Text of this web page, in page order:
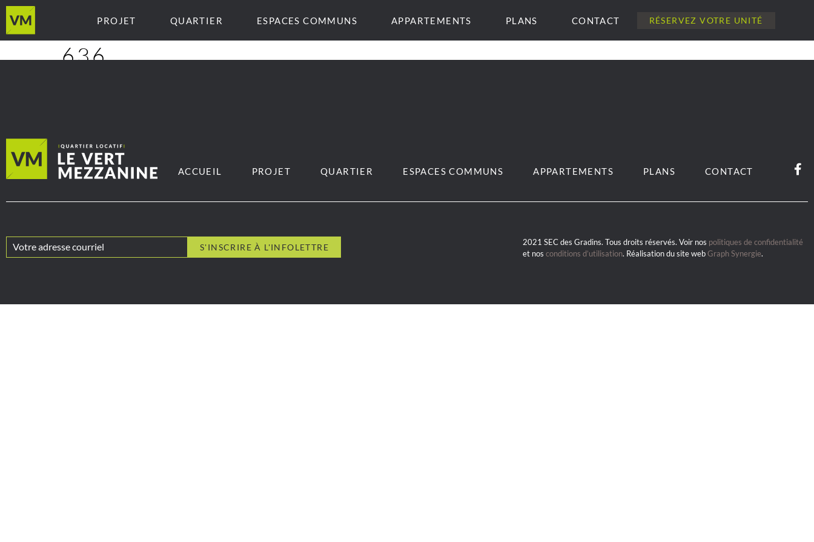
PROJET QUARTIER ESPACES COMMUNS APPARTEMENTS PLANS CONTACT RÉSERVEZ VOTRE UNITÉ
636
ACCUEIL PROJET QUARTIER ESPACES COMMUNS APPARTEMENTS PLANS CONTACT
2021 SEC des Gradins. Tous droits réservés. Voir nos politiques de confidentialité
et nosconditions d’utilisation. Réalisation du site webGraph Synergie.